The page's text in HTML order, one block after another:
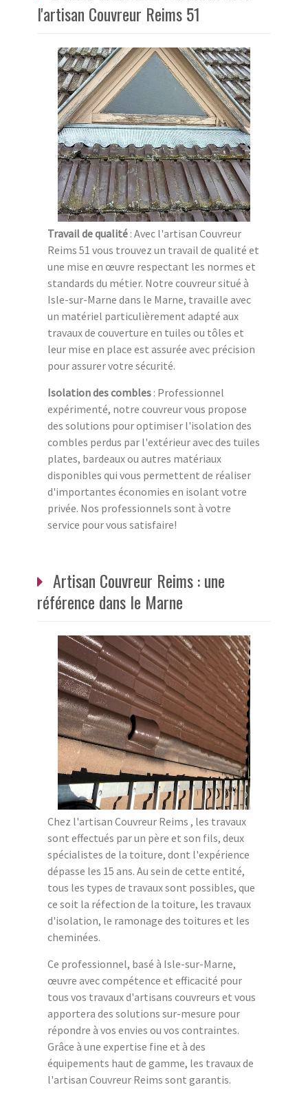
l'artisan Couvreur Reims 51
Travail de qualité : Avec l'artisan Couvreur
Reims 51 vous trouvez un travail de qualité et
une mise en œuvre respectant les normes et
standards du métier. Notre couvreur situé à
Isle-sur-Marne dans le Marne, travaille avec
un matériel particulièrement adapté aux
travaux de couverture en tuiles ou tôles et
leur mise en place est assurée avec précision
pour assurer votre sécurité.
Isolation des combles : Professionnel
expérimenté, notre couvreur vous propose
des solutions pour optimiser l'isolation des
combles perdus par l'extérieur avec des tuiles
plates, bardeaux ou autres matériaux
disponibles qui vous permettent de réaliser
d'importantes économies en isolant votre
privée. Nos professionnels sont à votre
service pour vous satisfaire!
Artisan Couvreur Reims : une
référence dans le Marne
Chez l'artisan Couvreur Reims , les travaux
sont effectués par un père et son fils, deux
spécialistes de la toiture, dont l'expérience
dépasse les 15 ans. Au sein de cette entité,
tous les types de travaux sont possibles, que
ce soit la réfection de la toiture, les travaux
d'isolation, le ramonage des toitures et les
cheminées.
Ce professionnel, basé à Isle-sur-Marne,
œuvre avec compétence et efficacité pour
tous vos travaux d'artisans couvreurs et vous
apportera des solutions sur-mesure pour
répondre à vos envies ou vos contraintes.
Grâce à une expertise fine et à des
équipements haut de gamme, les travaux de
l'artisan Couvreur Reims sont garantis.